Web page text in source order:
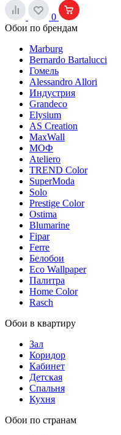
0
Обои по брендам
Marburg
Bernardo Bartalucci
Гомель
Alessandro Allori
Индустрия
Grandeco
Elysium
AS Creation
MaxWall
МОФ
Ateliero
TREND Color
SuperModa
Solo
Prestige Color
Ostima
Blumarine
Fipar
Ferre
Белобои
Eco Wallpaper
Палитра
Home Color
Rasch
Обои в квартиру
Зал
Коридор
Кабинет
Детская
Спальня
Кухня
Обои по странам